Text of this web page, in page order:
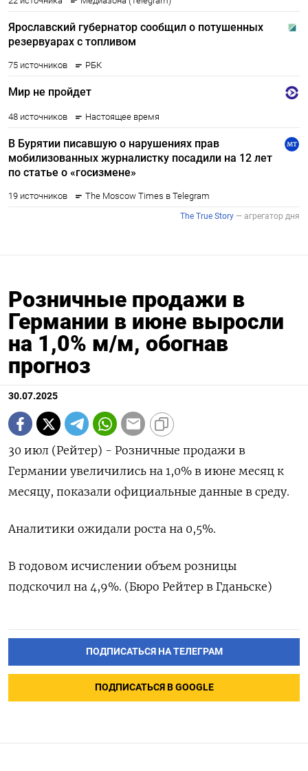
Розничные продажи в
Германии в июне выросли
на 1,0% м/м, обогнав
прогноз
30.07.2025
30 июл (Рейтер) - Розничные продажи в
Германии увеличились на 1,0% в июне месяц к
месяцу, показали официальные данные в среду.
Аналитики ожидали роста на 0,5%.
В годовом исчислении объем розницы
подскочил на 4,9%. (Бюро Рейтер в Гданьске)
ПОДПИСАТЬСЯ НА ТЕЛЕГРАМ
ПОДПИСАТЬСЯ В GOOGLE